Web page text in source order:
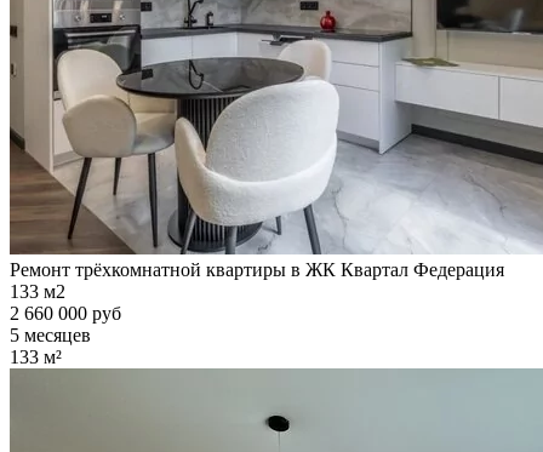
Ремонт трёхкомнатной квартиры в ЖК Квартал Федерация
133 м2
2 660 000 руб
5 месяцев
133 м²